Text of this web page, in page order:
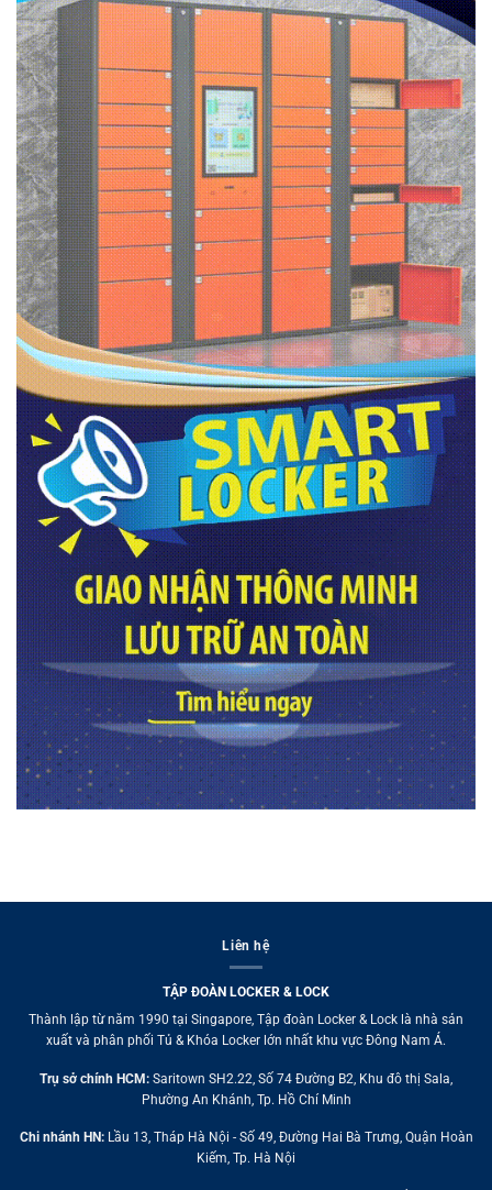
Liên hệ
TẬP ĐOÀN LOCKER & LOCK
Thành lập từ năm 1990 tại Singapore, Tập đoàn Locker & Lock là nhà sản
xuất và phân phối Tủ & Khóa Locker lớn nhất khu vực Đông Nam Á.
Trụ sở chính HCM: Saritown SH2.22, Số 74 Đường B2, Khu đô thị Sala,
Phường An Khánh, Tp. Hồ Chí Minh
Chi nhánh HN:Lầu 13, Tháp Hà Nội - Số 49, Đường Hai Bà Trưng, Quận Hoàn
Kiếm, Tp. Hà Nội